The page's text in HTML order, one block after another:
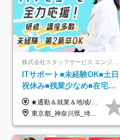
ITサポート■未経験OK■土日
祝休み■残業少なめ■在宅実
績あり■約900種類のスキル
アップ講座あり■全国募集
★通勤＆就業＆地域/住宅＆役職手当あり ★残業代は全額支給 ★選べる給与制度あり！ ■東京・神奈川・千葉・埼玉勤務の場合 月給24.5万円～55万円＋諸手当 （残業代は全額支給） (20,000円の地域/住宅手当込み) ■愛知・京都・大阪・兵庫勤務の場合 月給24万円以上＋諸手当 （残業代は全額支給） (15,000円の地域/住宅手当込み) ■茨城・栃木・群馬・静岡・三重・滋賀・広島・福岡勤務の場合 月給23.5万円以上＋諸手当 （残業代は全額支給） (10,000円の地域/住宅手当込み) ■北海道・宮城・山梨・長野・岐阜・奈良・和歌山・岡山勤務の場合 月給23万円以上＋諸手当 （残業代は全額支給） (5,000円の地域/住宅手当込み) ■その他のエリア勤務の場合 月給22.5万円以上＋諸手当 （残業代は全額支給） ※経験や能力を考慮し、当社規定により優遇します 【昇給：年一回実施】 【選べる給与制度】 ★収入を重視する方に… 「変動型人事制度」の選択も可能（派遣先からの評価に応じて収入アップ！） ※年2回のタイミングで希望者と面談の上決定します。
東京都_神奈川県_埼玉県_千葉県_大阪府_愛知県_北海道_岩手県_宮城県_山形県_福島県_茨城県_栃木県_群馬県_山梨県_長野県_富山県_石川県_静岡県_岐阜県_三重県_兵庫県_京都府_滋賀県_奈良県_広島県_岡山県_山口県_愛媛県_福岡県_熊本県_長崎県